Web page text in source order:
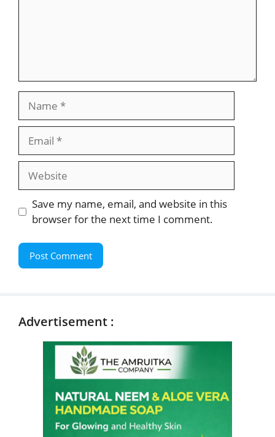
Website
Save my name, email, and website in this
browser for the next time I comment.
Advertisement :